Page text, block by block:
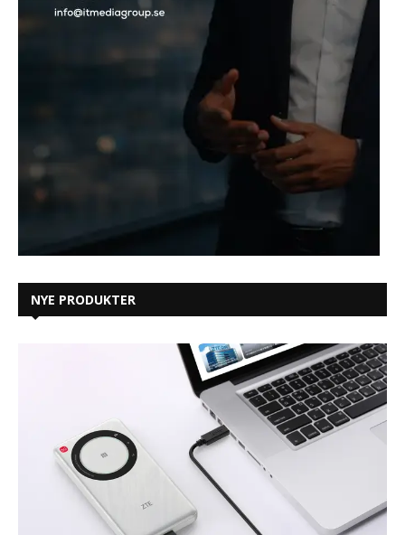
NYE PRODUKTER